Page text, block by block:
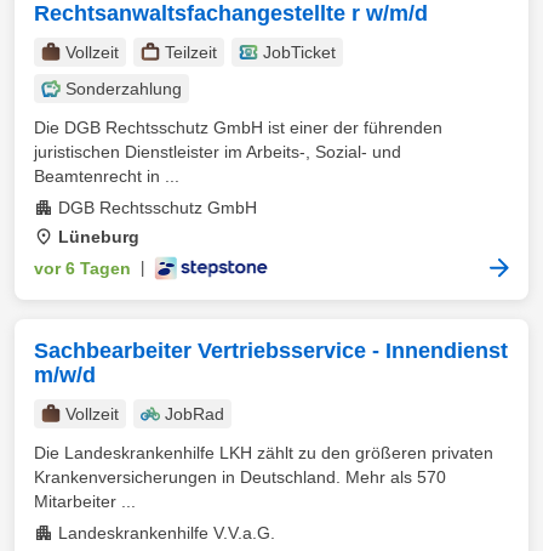
Rechtsanwaltsfachangestellte r w/m/d
Vollzeit Teilzeit
JobTicket
Sonderzahlung
Die DGB Rechtsschutz GmbH ist einer der führenden
juristischen Dienstleister im Arbeits-, Sozial- und
Beamtenrecht in ...
DGB Rechtsschutz GmbH
Lüneburg
vor 6 Tagen
Sachbearbeiter Vertriebsservice - Innendienst
m/w/d
Vollzeit
JobRad
Die Landeskrankenhilfe LKH zählt zu den größeren privaten
Krankenversicherungen in Deutschland. Mehr als 570
Mitarbeiter ...
Landeskrankenhilfe V.V.a.G.